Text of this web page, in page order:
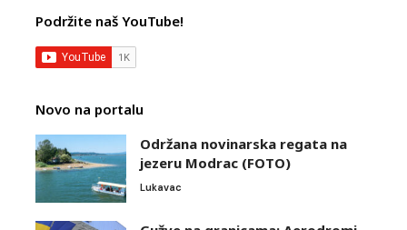
Podržite naš YouTube!
Novo na portalu
Održana novinarska regata na
jezeru Modrac (FOTO)
Lukavac